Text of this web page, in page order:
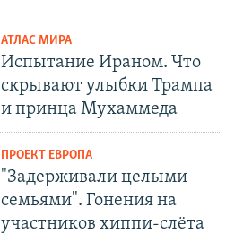
АТЛАС МИРА
Испытание Ираном. Что
скрывают улыбки Трампа
и принца Мухаммеда
ПРОЕКТ ЕВРОПА
"Задерживали целыми
семьями". Гонения на
участников хиппи-слёта